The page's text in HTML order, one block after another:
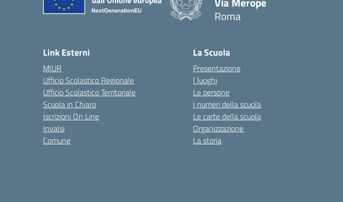
Roma
Link Esterni
MIUR
Ufficio Scolastico Regionale
Ufficio Scolastico Territoriale
Scuola in Chiaro
Iscrizioni On Line
Invalsi
Comune
La Scuola
Presentazione
I luoghi
Le persone
I numeri della scuola
Le carte della scuola
Organizzazione
La storia